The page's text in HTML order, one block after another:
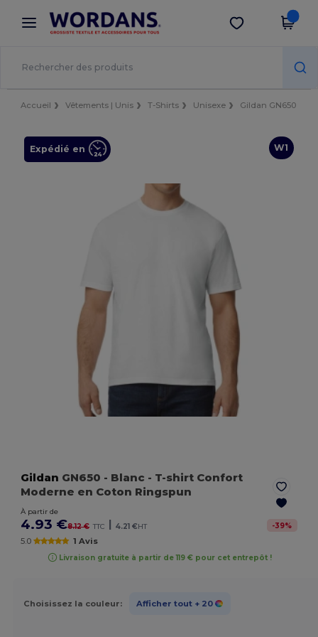
× Appli Wordans
Meilleurs prix sur l’app !
Obtenir l'appli
Accueil Vêtements | Unis T-Shirts Unisexe Gildan GN650
W1
Expédié en
Gildan GN650 - Blanc - T-shirt Confort
Moderne en Coton Ringspun
À partir de
4.93 €8.12 € TTC | 4.21 €HT -39%
5.0 1 Avis
Livraison gratuite à partir de 119 € pour cet entrepôt !
Choisissez la couleur: Afficher tout + 20